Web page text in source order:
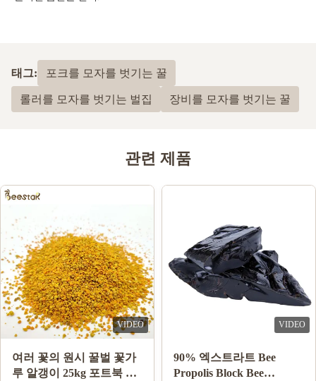
태그: 포크를 모자를 벗기는 꿀
롤러를 모자를 벗기는 벌집 장비를 모자를 벗기는 꿀
관련 제품
VIDEO
10-HDA 2% 유기농 생 로
얄젤리 천연 순수 식품 등
VIDEO
여러 꽃의 원시 꿀벌 꽃가
루 알갱이 25kg 포트북 식